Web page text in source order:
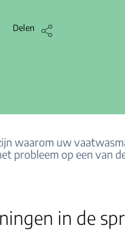
Delen
waarom uw
probleem op een van
in de